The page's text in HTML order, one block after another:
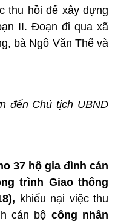
thu hồi để xây dựng
II. Đoạn đi qua xã
bà Ngô Văn Thế và
đến Chủ tịch UBND
37 hộ gia đình cán
trình Giao thông
khiếu nại việc thu
cán bộ công nhân